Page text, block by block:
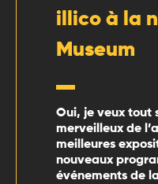
illico à la
Museum
Oui, je veux tout
merveilleux de
meilleures
nouveaux
événements de